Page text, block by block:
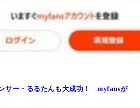
サー・るるたんも大成功！ myfansが